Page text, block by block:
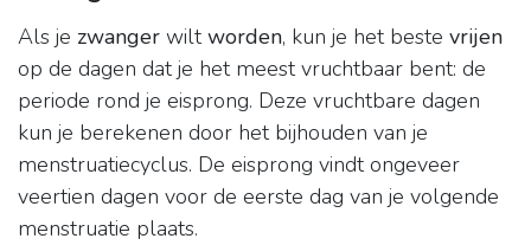
Als je zwanger wiltworden, kun je het beste vrijen
op de dagen dat je het meest vruchtbaar bent: de
periode rond je eisprong. Deze vruchtbare dagen
kun je berekenen door het bijhouden van je
menstruatiecyclus. De eisprong vindt ongeveer
veertien dagen voor de eerste dag van je volgende
menstruatie plaats.